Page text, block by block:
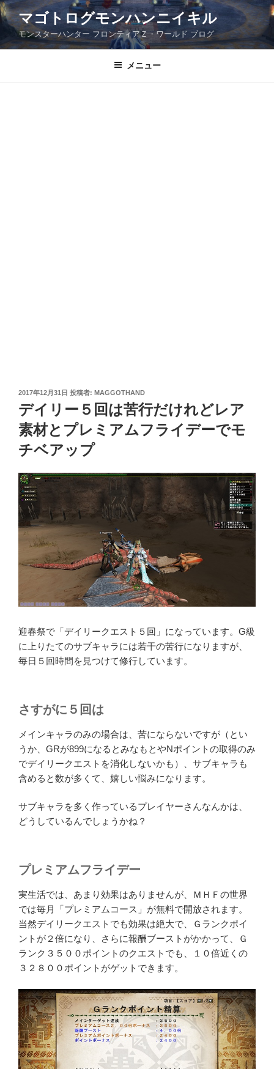
コ
ン
ン
マゴトログモンハンニイキル
モンスターハンター フロンティアＺ・ワールド ブログ
メニュー
投
稿
日:
2017年12月31日 投稿者: MAGGOTHAND
デイリー５回は苦行だけれどレア
素材とプレミアムフライデーでモ
チベアップ
迎春祭で「デイリークエスト５回」になっています。G級
に上りたてのサブキャラには若干の苦行になりますが、
毎日５回時間を見つけて修行しています。
さすがに５回は
メインキャラのみの場合は、苦にならないですが（とい
うか、GRが899になるとみなもとやNポイントの取得のみ
でデイリークエストを消化しないかも）、サブキャラも
含めると数が多くて、嬉しい悩みになります。
サブキャラを多く作っているプレイヤーさんなんかは、
どうしているんでしょうかね？
プレミアムフライデー
実生活では、あまり効果はありませんが、ＭＨＦの世界
では毎月「プレミアムコース」が無料で開放されます。
当然デイリークエストでも効果は絶大で、Ｇランクポイ
ントが２倍になり、さらに報酬ブーストがかかって、Ｇ
ランク３５００ポイントのクエストでも、１０倍近くの
３２８００ポイントがゲットできます。